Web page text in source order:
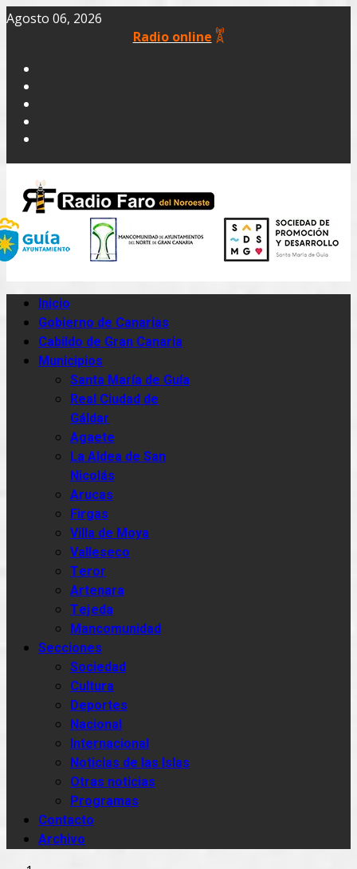
Agosto 06, 2026
Radio online
Inicio
Gobierno de Canarias
Cabildo de Gran Canaria
Municipios
Santa María de Guía
Real Ciudad de
Gáldar
Agaete
La Aldea de San
Nicolás
Arucas
Firgas
Villa de Moya
Valleseco
Teror
Artenara
Tejeda
Mancomunidad
Secciones
Sociedad
Cultura
Deportes
Nacional
Internacional
Noticias de las Islas
Otras noticias
Programas
Contacto
Archivo